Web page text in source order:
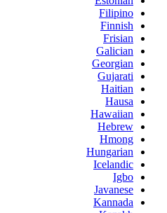
Filipino
Finnish
Frisian
Galician
Georgian
Gujarati
Haitian
Hausa
Hawaiian
Hebrew
Hmong
Hungarian
Icelandic
Igbo
Javanese
Kannada